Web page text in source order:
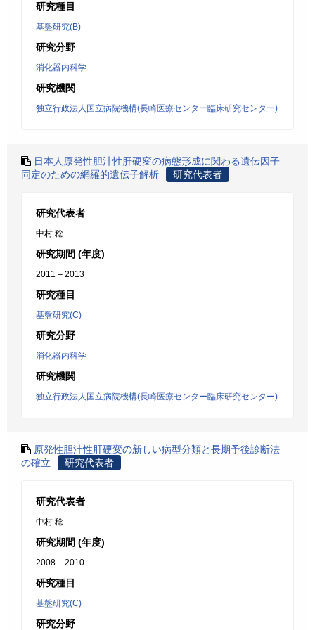
研究種目
基盤研究(B)
研究分野
消化器内科学
研究機関
独立行政法人国立病院機構(長崎医療センター臨床研究センター)
日本人原発性胆汁性肝硬変の病態形成に関わる遺伝因子
同定のための網羅的遺伝子解析
研究代表者
研究代表者
中村 稔
研究期間 (年度)
2011 – 2013
研究種目
基盤研究(C)
研究分野
消化器内科学
研究機関
独立行政法人国立病院機構(長崎医療センター臨床研究センター)
原発性胆汁性肝硬変の新しい病型分類と長期予後診断法
の確立
研究代表者
研究代表者
中村 稔
研究期間 (年度)
2008 – 2010
研究種目
基盤研究(C)
研究分野